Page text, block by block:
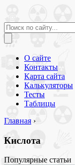
О сайте
Контакты
Карта сайта
Калькуляторы
Тесты
Таблицы
Главная ›
Кислота
Популярные статьи